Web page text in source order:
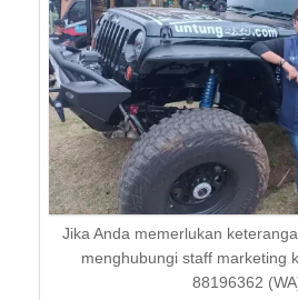
Jika Anda memerlukan
menghubungi staff marketing
88196362